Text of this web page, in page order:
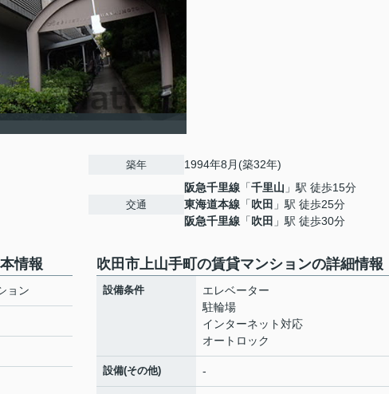
築年 1994年8月(築32年)
交通
阪急千里線 「千里山 」駅 徒歩15分
東海道本線 「吹田 」駅 徒歩25分
阪急千里線 「吹田 」駅 徒歩30分
情報
ョン
吹田市上山手町の賃貸マンションの詳細情報
設備条件
エレベーター
駐輪場
インターネット対応
オートロック
設備(その他) -